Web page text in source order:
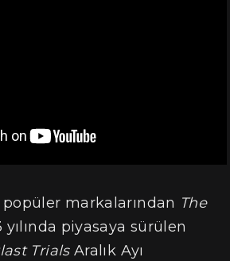
markalarından The
yılında piyasaya sürülen
TrialsAralık Ayı